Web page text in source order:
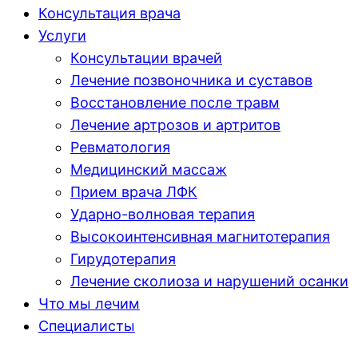
Консультация врача
Услуги
Консультации врачей
Лечение позвоночника и суставов
Восстановление после травм
Лечение артрозов и артритов
Ревматология
Медицинский массаж
Прием врача ЛФК
Ударно-волновая терапия
Высокоинтенсивная магнитотерапия
Гирудотерапия
Лечение сколиоза и нарушений осанки
Что мы лечим
Специалисты